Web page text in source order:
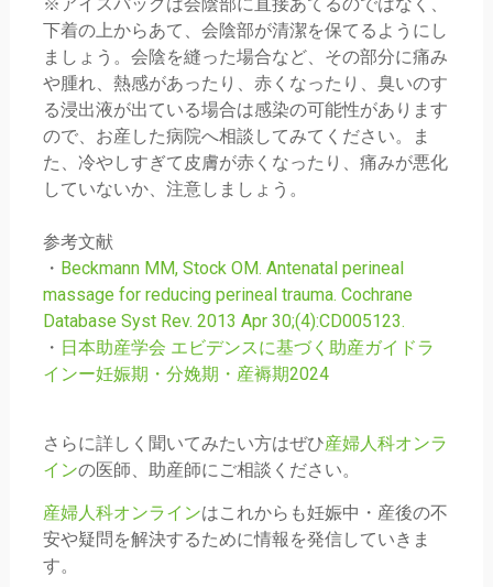
下着の上からあて、会陰部が清潔を保てるようにし
ましょう。会陰を縫った場合など、その部分に痛み
や腫れ、熱感があったり、赤くなったり、臭いのす
る浸出液が出ている場合は感染の可能性があります
ので、お産した病院へ相談してみてください。ま
た、冷やしすぎて皮膚が赤くなったり、痛みが悪化
していないか、注意しましょう。
参考文献
・ Beckmann MM, Stock OM. Antenatal perineal
massage for reducing perineal trauma. Cochrane
Database Syst Rev. 2013 Apr 30;(4):CD005123.
・ 日本助産学会 エビデンスに基づく助産ガイドラ
インー妊娠期・分娩期・産褥期2024
さらに詳しく聞いてみたい方はぜひ産婦人科オンラ
インの医師、助産師にご相談ください。
産婦人科オンラインはこれからも妊娠中・産後の不
安や疑問を解決するために情報を発信していきま
す。